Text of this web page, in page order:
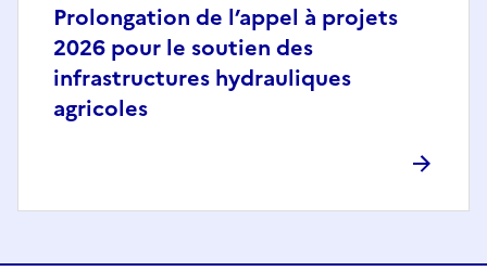
Prolongation de l’appel à projets
2026 pour le soutien des
infrastructures hydrauliques
agricoles